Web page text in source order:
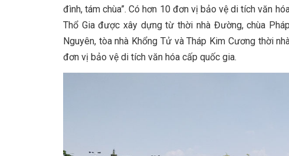
đình, tám chùa”. Có hơn 10 đơn vị bảo vệ di tích văn
Thổ Gia được xây dựng từ thời nhà Đường, chùa
Nguyên, tòa nhà Khổng Tử và Tháp Kim Cương thời
đơn vị bảo vệ di tích văn hóa cấp quốc gia.